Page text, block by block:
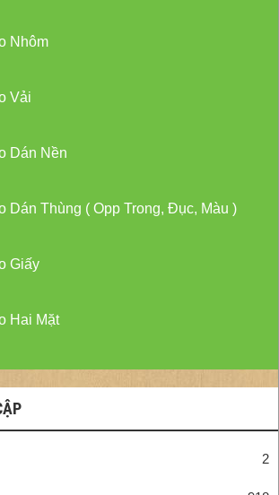
Nhôm
Vải
Dán Nền
Dán Thùng ( Opp Trong, Đục, Màu )
Giấy
Hai Mặt
2